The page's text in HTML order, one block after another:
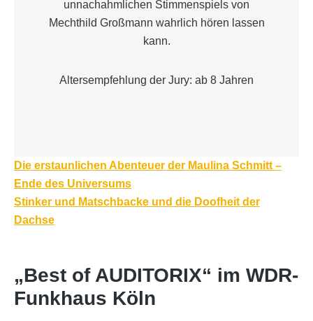
unnachahmlichen Stimmenspiels von
Mechthild Großmann wahrlich hören lassen
kann.
Altersempfehlung der Jury: ab 8 Jahren
Beitragsnavigation
Die erstaunlichen Abenteuer der Maulina Schmitt –
Ende des Universums
Stinker und Matschbacke und die Doofheit der
Dachse
„Best of AUDITORIX“ im WDR-
Funkhaus Köln